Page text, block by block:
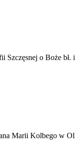
o Boże
Marii Kolbego w